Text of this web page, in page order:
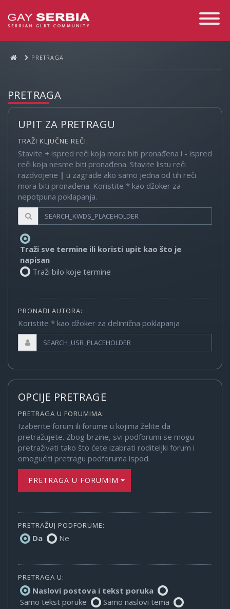
Toggle
PRETRAGA
PRETRAGA
UPIT ZA PRETRAGU
TRAŽI KLJUČNE REČI:
Stavite + ispred reči koja mora biti pronađena i - ispred
reči koja nesme biti pronađena. Stavite listu reči
razdvojene | u zagrade ako samo jedna od tih reči
mora biti pronađena. Koristite * kao džoker za
nepotpuna poklapanja.
Traži sve termine ili koristi upit kao što je
napisan
Traži bilo koje termine
PRONAĐI AUTORA:
Koristite * kao džoker za delimična poklapanja
OPCIJE PRETRAGE
PRETRAGA U FORUMIMA:
Izaberite forum ili forume u kojima želite da
pretražujete. Zbog brzine, svi podforumi se mogu
pretraživati tako što ćete izabrati roditeljki forum i
omogućiti pretragu podforuma ispod.
PRETRAGA U FORUMIMA
PRETRAŽUJ PODFORUME:
Da Ne
PRETRAGA U:
Naslovi postova i tekst poruka
Samo tekst poruke
Samo naslovi tema